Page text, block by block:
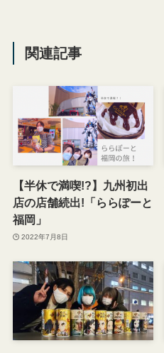
関連記事
【半休で満喫!?】九州初出
店の店舗続出!「ららぽーと
福岡」
2022年7月8日